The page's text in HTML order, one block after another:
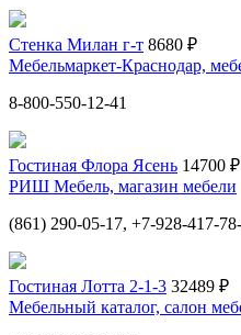
Стенка Милан г-т 8680 ₽
Мебельмаркет-Краснодар,
8-800-550-12-41
Гостиная Флора Ясень 14700 ₽
РИШ Мебель, магазин мебели
(861) 290-05-17, +7-928-417-
Гостиная Лотта 2-1-3 32489 ₽
Мебельный каталог, салон